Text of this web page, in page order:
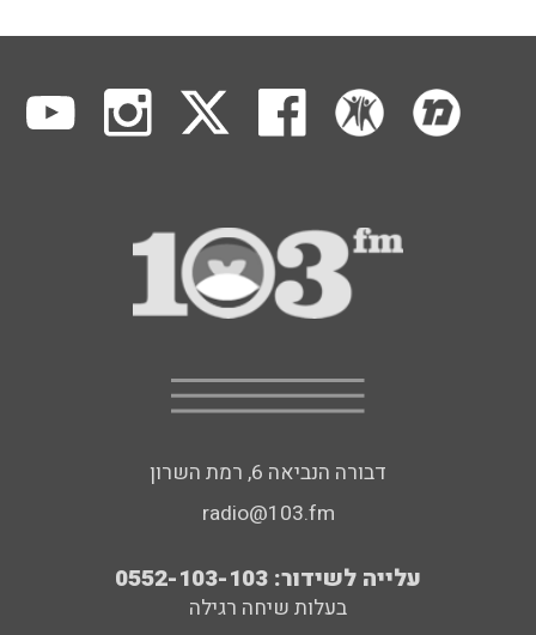
דבורה הנביאה 6, רמת השרון
radio@103.fm
עלייה לשידור: 0552-103-103
בעלות שיחה רגילה